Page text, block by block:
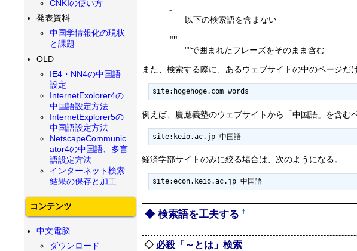
-
以下の検索語を含まない
""
""で囲まれたフレーズをそのまま含む
また、検索する際に、あるウェブサイトの中のページだ
site:hogehoge.com words
例えば、慶應義塾のウェブサイトから「中国語」を含む
site:keio.ac.jp 中国語
経済学部サイトのみに絞る場合は、次のようになる。
site:econ.keio.ac.jp 中国語
検索語を工夫する †
必殺「～とは」検索†
CNKIの使い方
発表資料
中国学情報化の現状
と課題
OLD
IE4・NN4の中国語
設定
InternetExolorer4の
中国語設定方法
InternetExplorer5の
中国語設定方法
NetscapeCommunic
ator4の中国語、多言
語設定方法
インターネット検索
結果の保存と加工
コンテンツ
中文電脳
ダウンロード